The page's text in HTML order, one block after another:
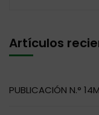
Artículos
PUBLICACIÓN N.°